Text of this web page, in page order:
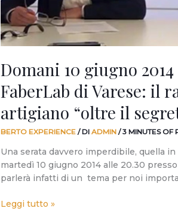
Domani 10 giugno
FaberLab di Varese: il
artigiano “oltre il
BERTO EXPERIENCE / DI ADMIN /3 MINUTES OF
Una serata davvero imperdibile, quella
martedì 10 giugno 2014 alle 20.30
parlerà infatti di un tema per noi
racconto
artigiano
il
segreto”.
Leggi tutto »